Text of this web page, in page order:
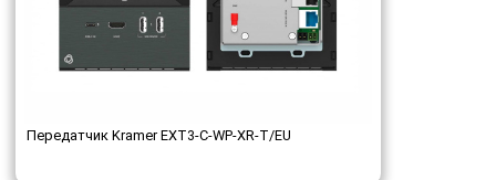
Передатчик Kramer EXT3-C-WP-XR-T/EU